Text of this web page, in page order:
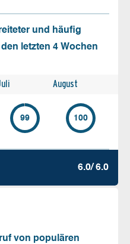
und häufig
letzten 4 Wochen
August
99 100
6.0/ 6.0
von populären